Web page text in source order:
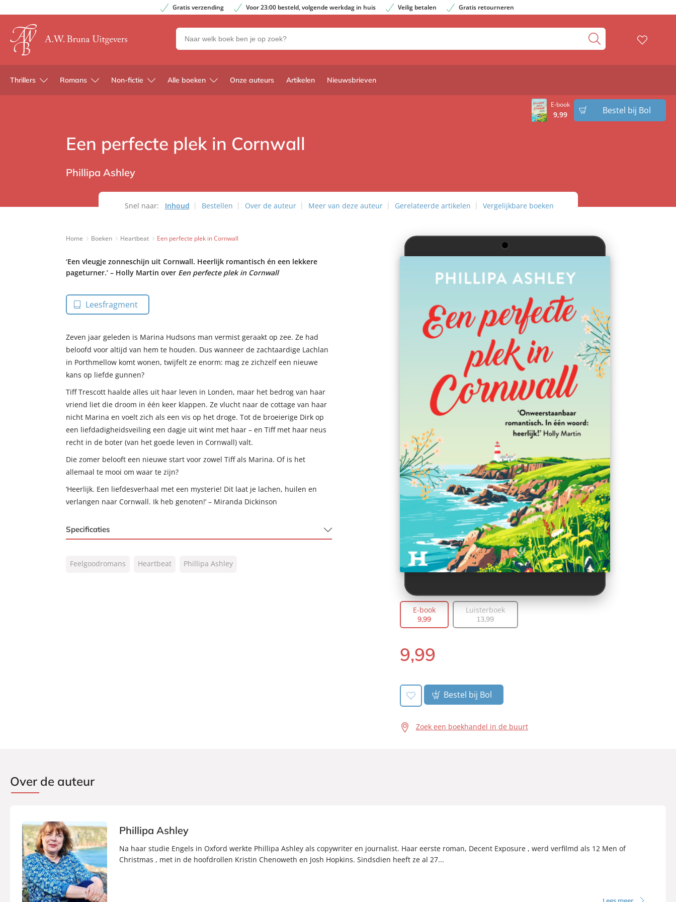
Gratis verzending Voor 23:00 besteld, volgende werkdag in huis Veilig betalen Gratis retourneren
Zoeken
naar
en
uitgevers
Thrillers Romans Non-fictie Alle boeken Onze auteurs Artikelen Nieuwsbrieven
E-book
9,99 Bestel bij Bol
Een perfecte plek in Cornwall
Phillipa Ashley
Snel naar: Inhoud Bestellen Over de auteur Meer van deze auteur Gerelateerde artikelen Vergelijkbare boeken
Home Boeken Heartbeat Een perfecte plek in Cornwall
‘Een vleugje zonneschijn uit Cornwall. Heerlijk romantisch én een lekkere
pageturner.’ – Holly Martin over Een perfecte plek in Cornwall
Leesfragment
Zeven jaar geleden is Marina Hudsons man vermist geraakt op zee. Ze had
beloofd voor altijd van hem te houden. Dus wanneer de zachtaardige Lachlan
in Porthmellow komt wonen, twijfelt ze enorm: mag ze zichzelf een nieuwe
kans op liefde gunnen?
Tiff Trescott haalde alles uit haar leven in Londen, maar het bedrog van haar
vriend liet die droom in één keer klappen. Ze vlucht naar de cottage van haar
nicht Marina en voelt zich als een vis op het droge. Tot de broeierige Dirk op
een liefdadigheidsveiling een dagje uit wint met haar – en Tiff met haar neus
recht in de boter (van het goede leven in Cornwall) valt.
Die zomer belooft een nieuwe start voor zowel Tiff als Marina. Of is het
allemaal te mooi om waar te zijn?
‘Heerlijk. Een liefdesverhaal met een mysterie! Dit laat je lachen, huilen en
verlangen naar Cornwall. Ik heb genoten!’ – Miranda Dickinson
Specificaties
NUR:
302
Feelgoodromans Heartbeat Phillipa Ashley
E-book
9,99
Luisterboek
13,99
E-
book:
9,99
Bestel bij Bol
Zoek een boekhandel in de buurt
Over de auteur
Phillipa Ashley
Na haar studie Engels in Oxford werkte Phillipa Ashley als copywriter en journalist. Haar eerste roman, Decent Exposure , werd verfilmd als 12 Men of
Christmas , met in de hoofdrollen Kristin Chenoweth en Josh Hopkins. Sindsdien heeft ze al 27...